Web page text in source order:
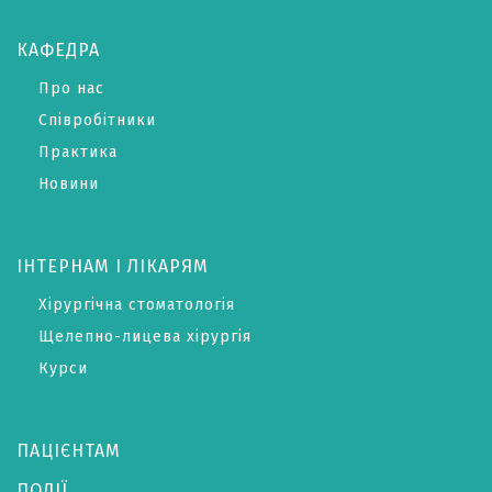
КАФЕДРА
Про нас
Співробітники
Практика
Новини
ІНТЕРНАМ І ЛІКАРЯМ
Хірургічна стоматологія
Щелепно-лицева хірургія
Курси
ПАЦІЄНТАМ